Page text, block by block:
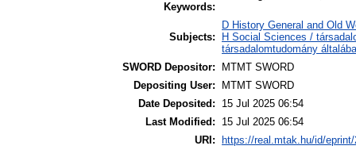
Keywords:
Subjects:
D History General and Old
H Social Sciences /
társadalomtudomány
SWORD Depositor:
MTMT SWORD
Depositing User:
MTMT SWORD
Date Deposited:
15 Jul 2025 06:54
Last Modified:
15 Jul 2025 06:54
URI:
https://real.mtak.hu/id/eprint/